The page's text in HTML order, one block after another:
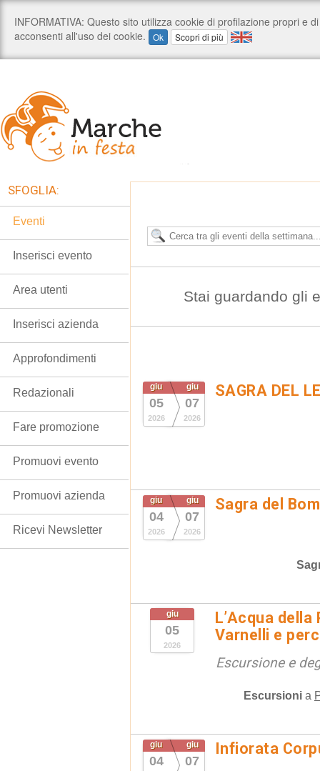
Stai guardando gli
giu
05
2026
giu
07
2026
SAGRA DEL
giu
04
2026
giu
07
2026
Sagra del
giu
05
2026
L’Acqua
Varnelli e
Escursione e
Escursioni a
giu
04
giu
07
Infiorata
SFOGLIA:
Eventi
Inserisci evento
Area utenti
Inserisci azienda
Approfondimenti
Redazionali
Fare promozione
Promuovi evento
Promuovi azienda
Ricevi Newsletter